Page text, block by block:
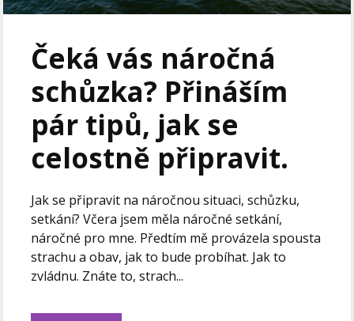
Čeká vás náročná
schůzka? Přináším
pár tipů, jak se
celostně připravit.
Jak se připravit na náročnou situaci, schůzku,
setkání? Včera jsem měla náročné setkání,
náročné pro mne. Předtím mě provázela spousta
strachu a obav, jak to bude probíhat. Jak to
zvládnu. Znáte to, strach...